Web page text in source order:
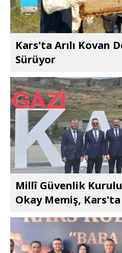
Kars'ta Arılı Kovan
Sürüyor
Millî Güvenlik
Okay Memiş, Kars'ta